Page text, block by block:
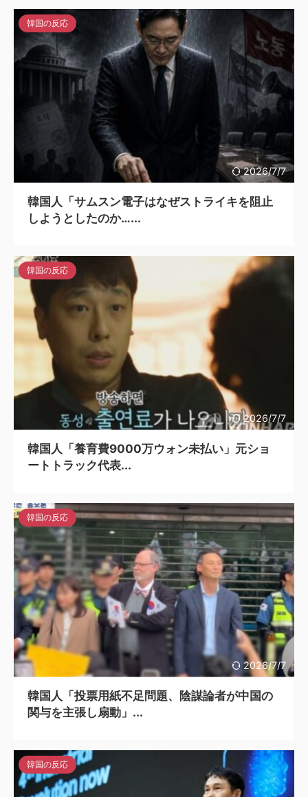
2026/7/7
韓国の反応
韓国人「サムスン電子はなぜストライキを阻止
しようとしたのか…...
2026/7/7
韓国の反応
韓国人「養育費9000万ウォン未払い」元ショ
ートトラック代表...
2026/7/7
韓国の反応
韓国人「投票用紙不足問題、陰謀論者が中国の
関与を主張し扇動」...
韓国の反応